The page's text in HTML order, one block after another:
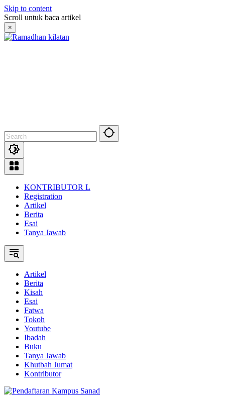
Skip to content
Scroll untuk baca artikel
×
KONTRIBUTOR L
Registration
Artikel
Berita
Esai
Tanya Jawab
Artikel
Berita
Kisah
Esai
Fatwa
Tokoh
Youtube
Ibadah
Buku
Tanya Jawab
Khutbah Jumat
Kontributor